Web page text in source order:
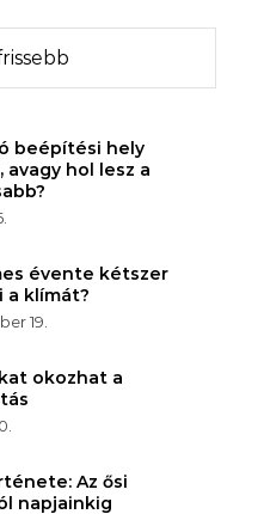
beépítési hely
avagy hol lesz a
évente kétszer
klímát?
19.
okozhat a
Az ősi
napjainkig